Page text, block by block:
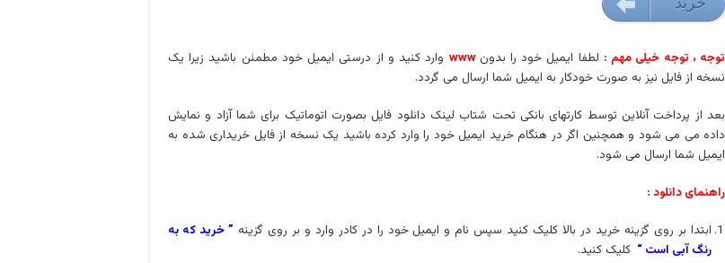
35000 تومان
توجه ، توجه خیلی مهم : لطفا ایمیل خود را بدون www وارد کنید و از درستی ایمیل خود مطمئن باشید زیرا یک
نسخه از فایل نیز به صورت خودکار به ایمیل شما ارسال می گردد.
بعد از پرداخت آنلاین توسط کارتهای بانکی تحت شتاب لینک دانلود فایل بصورت اتوماتیک برای شما آزاد و نمایش
داده می می شود و همچنین اگر در هنگام خرید ایمیل خود را وارد کرده باشید یک نسخه از فایل خریداری شده به
ایمیل شما ارسال می شود.
راهنمای دانلود :
ابتدا بر روی گزینه خرید در بالا کلیک کنید سپس نام و ایمیل خود را در کادر وارد و بر روی گزینه ” خرید که به
رنگ آبی است “ کلیک کنید.